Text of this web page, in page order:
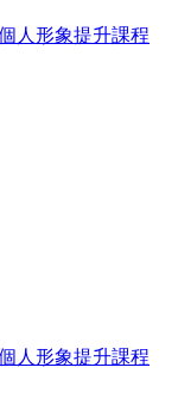
人形象提升課程
人形象提升課程